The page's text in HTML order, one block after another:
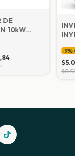
DE
10kW
-9%